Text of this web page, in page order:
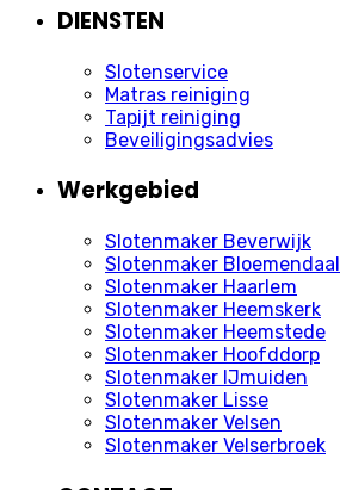
DIENSTEN
Slotenservice
Matras reiniging
Tapijt reiniging
Beveiligingsadvies
Werkgebied
Slotenmaker Beverwijk
Slotenmaker Bloemendaal
Slotenmaker Haarlem
Slotenmaker Heemskerk
Slotenmaker Heemstede
Slotenmaker Hoofddorp
Slotenmaker IJmuiden
Slotenmaker Lisse
Slotenmaker Velsen
Slotenmaker Velserbroek